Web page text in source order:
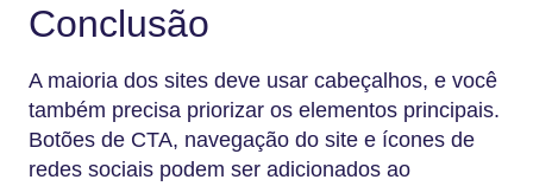
Conclusão
A maioria dos sites deve usar cabeçalhos, e você
também precisa priorizar os elementos principais.
Botões de CTA, navegação do site e ícones de
redes sociais podem ser adicionados ao